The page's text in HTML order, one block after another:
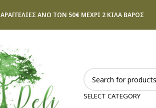
ΑΝΩ ΤΩΝ 50€ ΜΕΧΡΙ 2 ΚΙΛΑ ΒΑΡΟΣ
SELECT CATEGORY